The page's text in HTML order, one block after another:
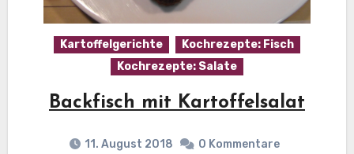
Kartoffelgerichte
Kochrezepte: Fisch
Kochrezepte: Salate
Backfisch mit Kartoffelsalat
11. August 2018 0 Kommentare